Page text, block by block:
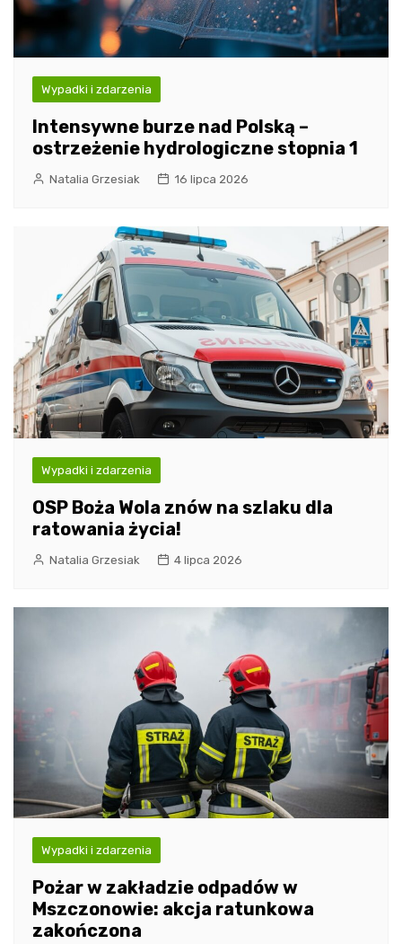
Wypadki i zdarzenia
Intensywne burze nad Polską –
ostrzeżenie hydrologiczne stopnia 1
Natalia Grzesiak 16 lipca 2026
Wypadki i zdarzenia
OSP Boża Wola znów na szlaku dla
ratowania życia!
Natalia Grzesiak 4 lipca 2026
Wypadki i zdarzenia
Pożar w zakładzie odpadów w
Mszczonowie: akcja ratunkowa
zakończona